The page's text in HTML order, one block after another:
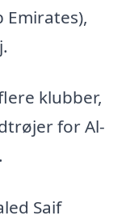
Emirates),
klubber,
for Al-
.
Saif